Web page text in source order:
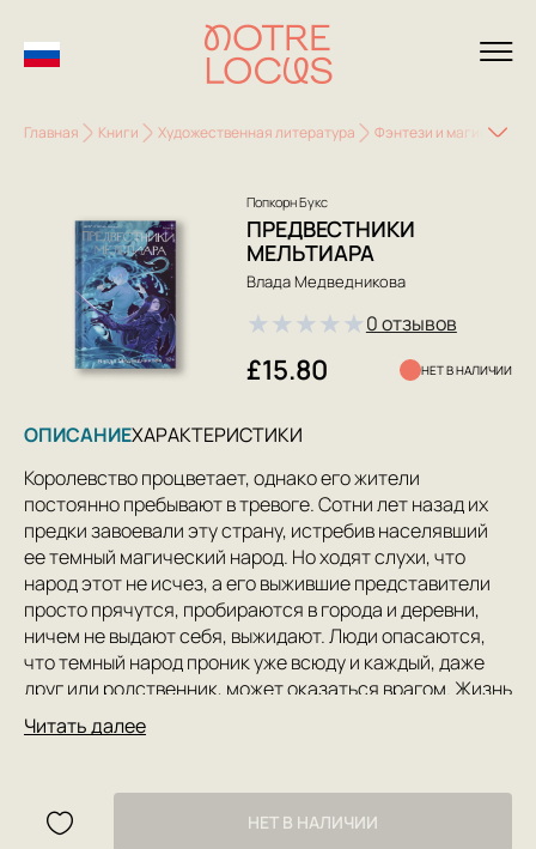
Главная Книги Художественная литература Фэнтези и магия
Попкорн Букс
ПРЕДВЕСТНИКИ
МЕЛЬТИАРА
Влада Медведникова
★★★★★0 отзывов
£15.80 НЕТ В НАЛИЧИИ
ОПИСАНИЕХАРАКТЕРИСТИКИ
Королевство процветает, однако его жители
постоянно пребывают в тревоге. Сотни лет назад их
предки завоевали эту страну, истребив населявший
ее темный магический народ. Но ходят слухи, что
народ этот не исчез, а его выжившие представители
просто прячутся, пробираются в города и деревни,
ничем не выдают себя, выжидают. Люди опасаются,
что темный народ проник уже всюду и каждый, даже
друг или родственник, может оказаться врагом. Жизнь
пронизана страхом и ожиданием вой­ны. И вой­на
начинается. Эли — волшебник на королевской службе.
еще до вой­ны, но теперь сражаются по разные
стороны.
Читать далее
НЕТ В НАЛИЧИИ